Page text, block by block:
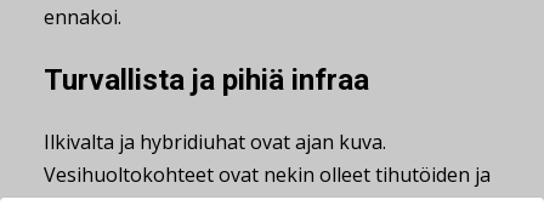
ennakoi.
Turvallista ja pihiä infraa
Ilkivalta ja hybridiuhat ovat ajan kuva.
Vesihuoltokohteet ovat nekin olleet tihutöiden ja